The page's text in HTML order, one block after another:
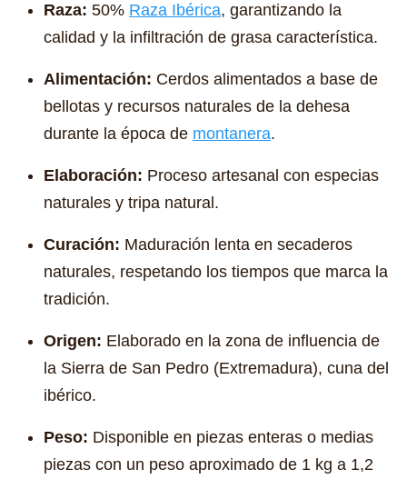
Raza: 50% Raza Ibérica, garantizando la
calidad y la infiltración de grasa característica.
Alimentación: Cerdos alimentados a base de
bellotas y recursos naturales de la dehesa
durante la época de montanera.
Elaboración: Proceso artesanal con especias
naturales y tripa natural.
Curación: Maduración lenta en secaderos
naturales, respetando los tiempos que marca la
tradición.
Origen: Elaborado en la zona de influencia de
la Sierra de San Pedro (Extremadura), cuna del
ibérico.
Peso: Disponible en piezas enteras o medias
piezas con un peso aproximado de 1 kg a 1,2